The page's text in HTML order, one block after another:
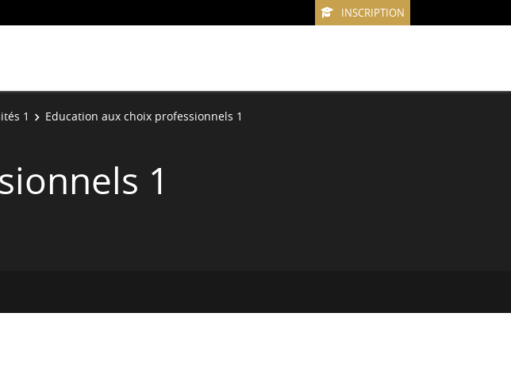
INSCRIPTION
1 Education aux choix professionnels 1
1